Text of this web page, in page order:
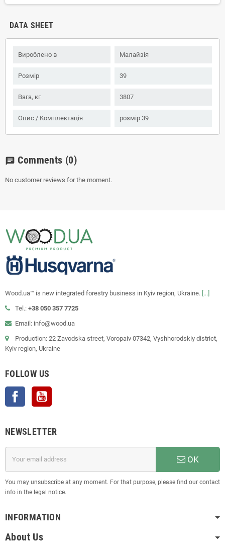
DATA SHEET
Вироблено в Малайзія
Розмір 39
Вага, кг 3807
Опис / Комплектація розмір 39
chat Comments (0)
No customer reviews for the moment.
Wood.ua™ is new integrated forestry business in Kyiv region, Ukraine. [...]
Tel.: +38 050 357 7725
Email: info@wood.ua
Production: 22 Zavodska street, Voropaiv 07342, Vyshhorodskiy district,
Kyiv region, Ukraine
FOLLOW US
Facebook
NEWSLETTER
OK
You may unsubscribe at any moment. For that purpose, please find our contact
info in the legal notice.
INFORMATION
About Us